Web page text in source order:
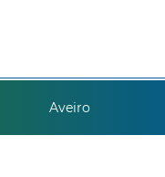
Aveiro